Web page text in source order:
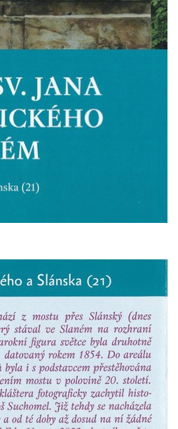
město Šporkovo
Hluboká
budově záložny
u Černé věže v
křížem u
Senovážném
Senovážném
třídě v
Lanny v parku